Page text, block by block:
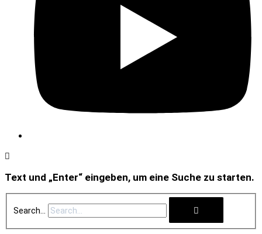
Text und „Enter“ eingeben, um eine Suche zu starten.
Search...